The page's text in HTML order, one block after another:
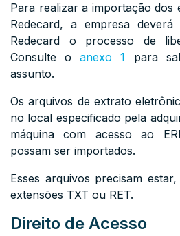
Para realizar a importação dos
Redecard, a empresa
Redecard o processo de
Consulte oanexo 1 para
assunto.
Os arquivos de extrato
no local especificado pela
máquina com acesso ao
possam ser importados.
Esses arquivos precisam
extensões TXT ou RET.
Direito de Acesso